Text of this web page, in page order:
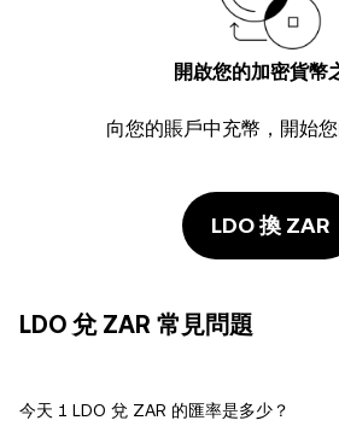
開啟您的加密貨幣
向您的賬戶中充幣，開始
LDO 換 ZAR
LDO 兌 ZAR 常見問題
今天 1 LDO 兌 ZAR 的匯率是多少？